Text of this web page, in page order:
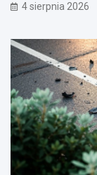
4 sierpnia 2026